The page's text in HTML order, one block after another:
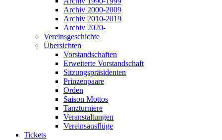
Archiv 2000-2009
Archiv 2010-2019
Archiv 2020-
Vereinsgeschichte
Übersichten
Vorstandschaften
Erweiterte Vorstandschaft
Sitzungspräsidenten
Prinzenpaare
Orden
Saison Mottos
Tanzturniere
Veranstaltungen
Vereinsausflüge
Tickets